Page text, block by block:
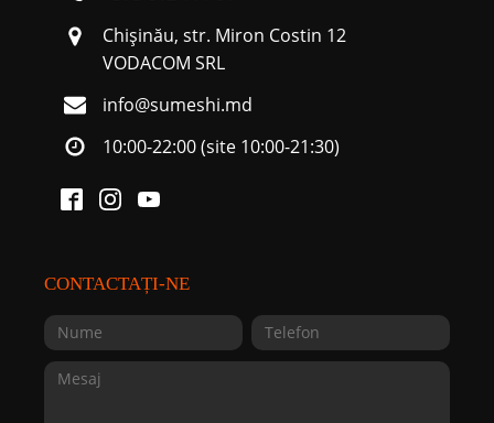
Chişinău, str. Miron Costin 12
VODACOM SRL
info@sumeshi.md
10:00-22:00 (site 10:00-21:30)
CONTACTAȚI-NE